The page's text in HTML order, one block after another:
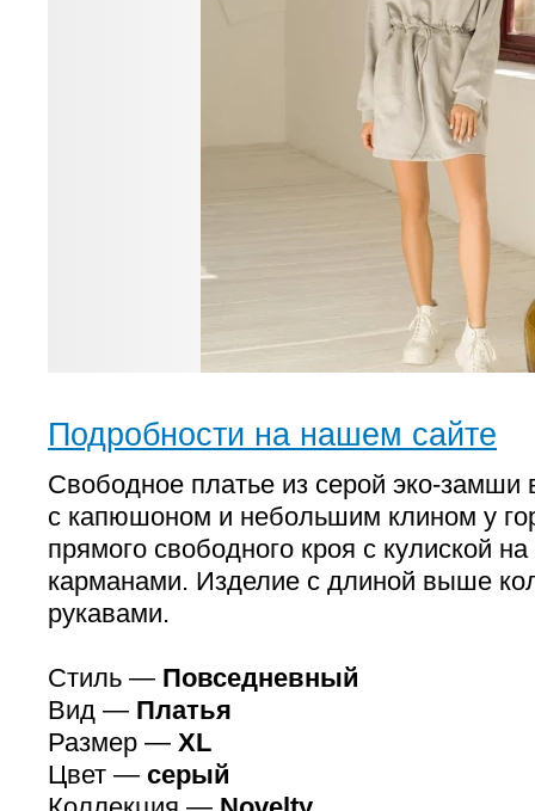
Подробности на нашем сайте
Свободное платье из серой эко-замши
с капюшоном и небольшим клином у
прямого свободного кроя с кулиской
карманами. Изделие с длиной выше
рукавами.
Стиль — Повседневный
Вид — Платья
Размер — XL
Цвет — серый